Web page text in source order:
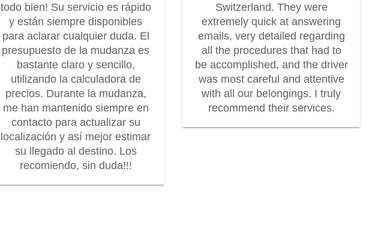
todo bien! Su servicio es rápido
y están siempre disponibles
para aclarar cualquier duda. El
presupuesto de la mudanza es
bastante claro y sencillo,
utilizando la calculadora de
precios. Durante la mudanza,
me han mantenido siempre en
contacto para actualizar su
localización y así mejor estimar
su llegado al destino. Los
recomiendo, sin duda!!!
Switzerland. They were
extremely quick at answering
emails, very detailed regarding
all the procedures that had to
be accomplished, and the driver
was most careful and attentive
with all our belongings. I truly
recommend their services.